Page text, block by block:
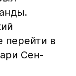
перейти в
Сен-